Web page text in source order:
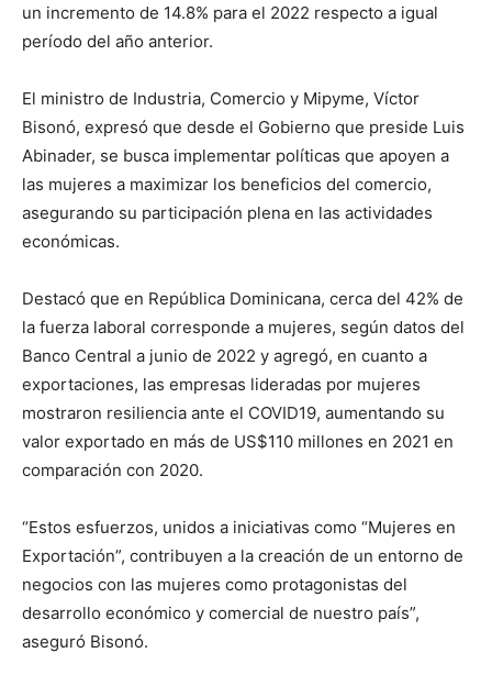
un incremento de 14.8% para el 2022 respecto a igual
período del año anterior.
El ministro de Industria, Comercio y Mipyme, Víctor
Bisonó, expresó que desde el Gobierno que preside Luis
Abinader, se busca implementar políticas que apoyen a
las mujeres a maximizar los beneficios del comercio,
asegurando su participación plena en las actividades
económicas.
Destacó que en República Dominicana, cerca del 42% de
la fuerza laboral corresponde a mujeres, según datos del
Banco Central a junio de 2022 y agregó, en cuanto a
exportaciones, las empresas lideradas por mujeres
mostraron resiliencia ante el COVID19, aumentando su
valor exportado en más de US$110 millones en 2021 en
comparación con 2020.
“Estos esfuerzos, unidos a iniciativas como “Mujeres en
Exportación”, contribuyen a la creación de un entorno de
negocios con las mujeres como protagonistas del
desarrollo económico y comercial de nuestro país”,
aseguró Bisonó.